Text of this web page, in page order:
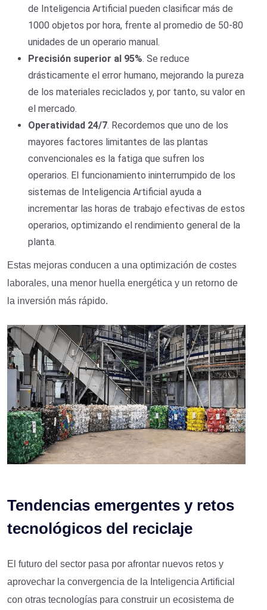
de Inteligencia Artificial pueden clasificar más de
1000 objetos por hora, frente al promedio de 50-80
unidades de un operario manual.
Precisión superior al 95%. Se reduce
drásticamente el error humano, mejorando la pureza
de los materiales reciclados y, por tanto, su valor en
el mercado.
Operatividad 24/7. Recordemos que uno de los
mayores factores limitantes de las plantas
convencionales es la fatiga que sufren los
operarios. El funcionamiento ininterrumpido de los
sistemas de Inteligencia Artificial ayuda a
incrementar las horas de trabajo efectivas de estos
operarios, optimizando el rendimiento general de la
planta.
Estas mejoras conducen a una optimización de costes
laborales, una menor huella energética y un retorno de
la inversión más rápido.
Tendencias emergentes y retos
tecnológicos del reciclaje
El futuro del sector pasa por afrontar nuevos retos y
aprovechar la convergencia de la Inteligencia Artificial
con otras tecnologías para construir un ecosistema de